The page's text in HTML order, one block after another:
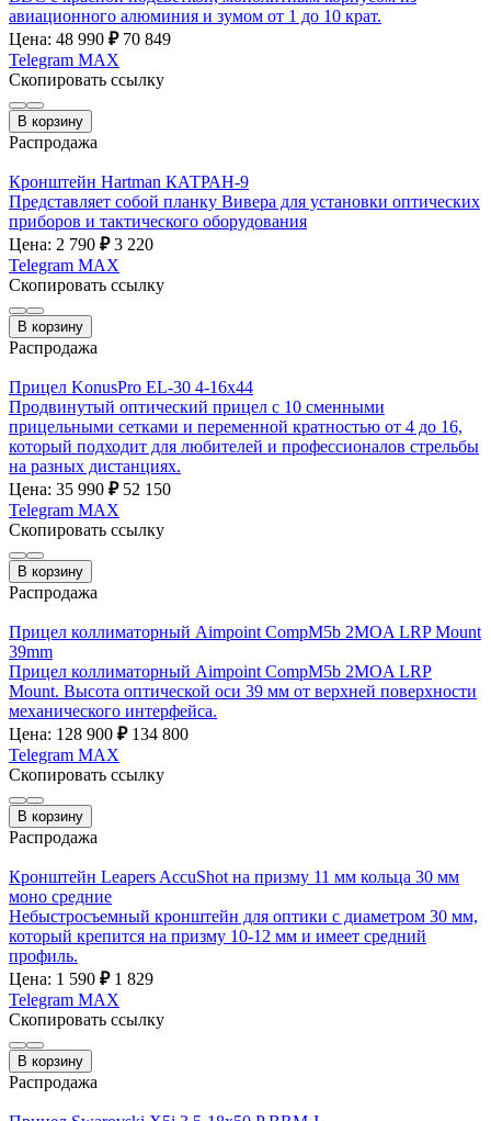
авиационного алюминия и зумом от 1 до 10 крат.
Цена: 48 990 ₽ 70 849
Telegram MAX
Скопировать ссылку
В корзину
Распродажа
Кронштейн Hartman КАТРАН-9
Представляет собой планку Вивера для установки оптических
приборов и тактического оборудования
Цена: 2 790 ₽ 3 220
Telegram MAX
Скопировать ссылку
В корзину
Распродажа
Прицел KonusPro EL-30 4-16х44
Продвинутый оптический прицел с 10 сменными
прицельными сетками и переменной кратностью от 4 до 16,
который подходит для любителей и профессионалов стрельбы
на разных дистанциях.
Цена: 35 990 ₽ 52 150
Telegram MAX
Скопировать ссылку
В корзину
Распродажа
Прицел коллиматорный Aimpoint CompM5b 2MOA LRP Mount
39mm
Прицел коллиматорный Aimpoint CompM5b 2MOA LRP
Mount. Высота оптической оси 39 мм от верхней поверхности
механического интерфейса.
Цена: 128 900 ₽ 134 800
Telegram MAX
Скопировать ссылку
В корзину
Распродажа
Кронштейн Leapers AccuShot на призму 11 мм кольца 30 мм
моно средние
Небыстросъемный кронштейн для оптики с диаметром 30 мм,
который крепится на призму 10-12 мм и имеет средний
профиль.
Цена: 1 590 ₽ 1 829
Telegram MAX
Скопировать ссылку
В корзину
Распродажа